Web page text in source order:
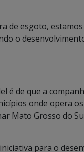
de esgoto,
o
é de que a
onde opera
Mato Grosso do
para o